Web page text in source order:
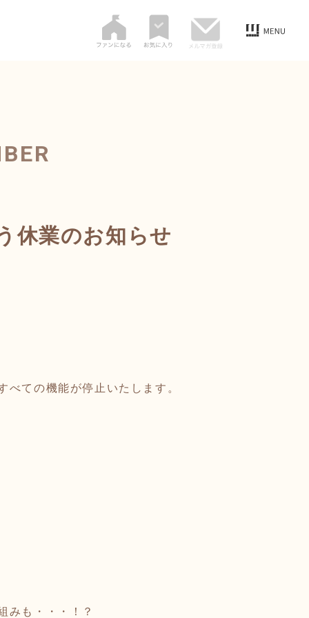
休業のお知らせ
ての機能が停止いたします。
みも・・・！？